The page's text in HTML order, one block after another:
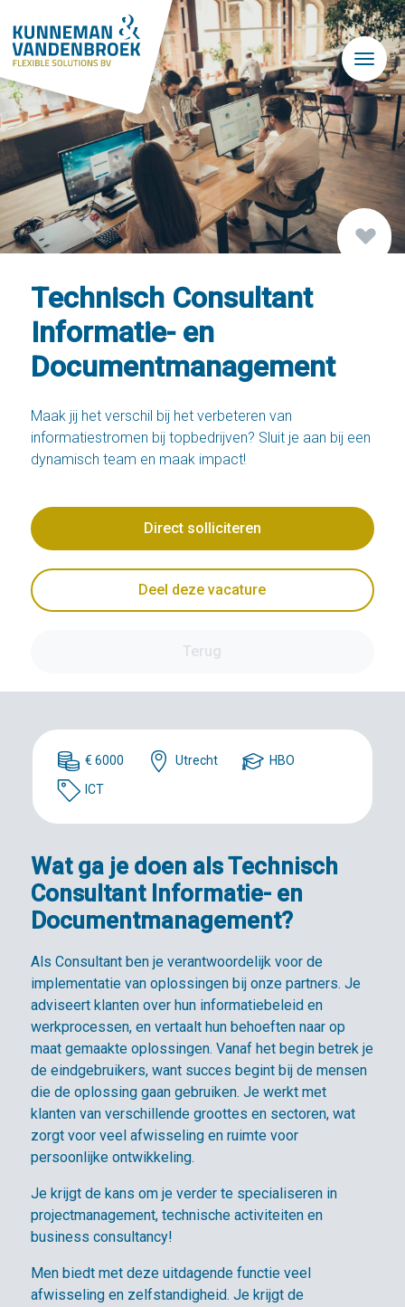
Technisch Consultant
Informatie- en
Documentmanagement
Maak jij het verschil bij het verbeteren van
informatiestromen bij topbedrijven? Sluit je aan bij een
dynamisch team en maak impact!
Direct solliciteren
Deel deze vacature
Terug
€ 6000 Utrecht
HBO
ICT
Wat ga je doen als Technisch
Consultant Informatie- en
Documentmanagement?
Als Consultant ben je verantwoordelijk voor de
implementatie van oplossingen bij onze partners. Je
adviseert klanten over hun informatiebeleid en
werkprocessen, en vertaalt hun behoeften naar op
maat gemaakte oplossingen. Vanaf het begin betrek je
de eindgebruikers, want succes begint bij de mensen
die de oplossing gaan gebruiken. Je werkt met
klanten van verschillende groottes en sectoren, wat
zorgt voor veel afwisseling en ruimte voor
persoonlijke ontwikkeling.
Je krijgt de kans om je verder te specialiseren in
projectmanagement, technische activiteiten en
business consultancy!
Men biedt met deze uitdagende functie veel
afwisseling en zelfstandigheid. Je krijgt de